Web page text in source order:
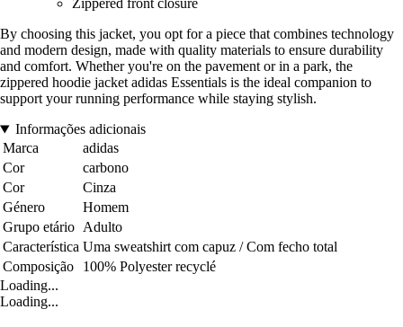
Zippered front closure
By choosing this jacket, you opt for a piece that combines technology
and modern design, made with quality materials to ensure durability
and comfort. Whether you're on the pavement or in a park, the
zippered hoodie jacket adidas Essentials is the ideal companion to
support your running performance while staying stylish.
Informações adicionais
Marca
adidas
Cor
carbono
Cor
Cinza
Género
Homem
Grupo etário Adulto
Característica Uma sweatshirt com capuz / Com fecho total
Composição
100% Polyester recyclé
Loading...
Loading...